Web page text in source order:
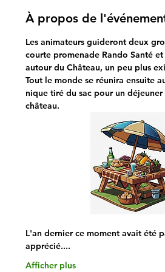
À propos de
Les animateurs guideront deux
courte promenade Rando Santé
autour du Château, un peu plus
Tout le monde se réunira ensuite
nique tiré du sac pour un
château.
L'an dernier ce moment avait été
apprécié....
Afficher plus